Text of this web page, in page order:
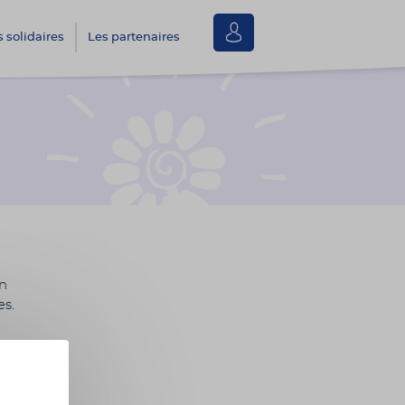
solidaires Les partenaires
connecter